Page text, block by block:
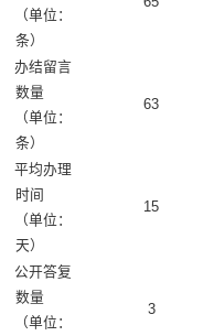
（单位：
条）
办结留言
数量
（单位：
条）
63
平均办理
时间
（单位：
天）
15
公开答复
数量
（单位：
3